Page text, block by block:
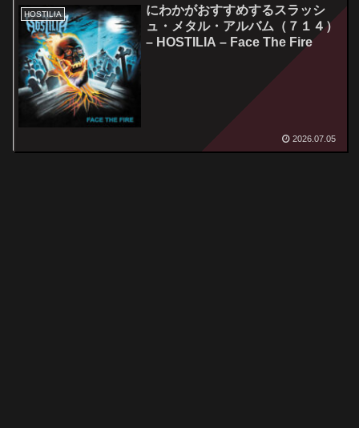
HOSTILIA
にわかがおすすめするスラッシ
ュ・メタル・アルバム（７１４）
– HOSTILIA – Face The Fire
2026.07.05